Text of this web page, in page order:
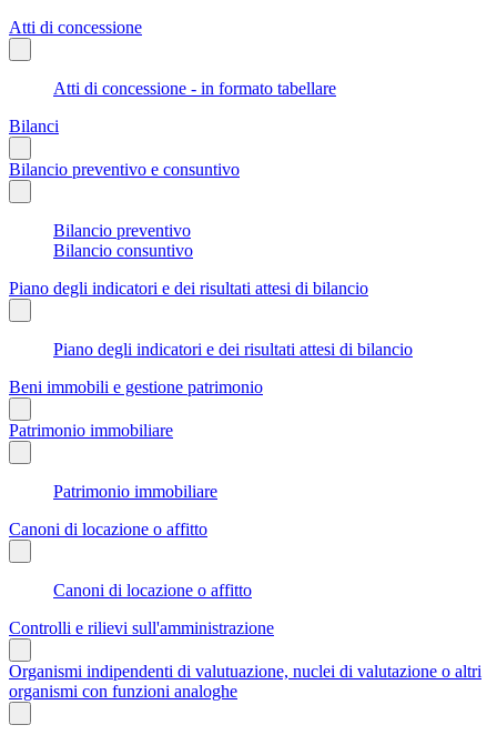
Atti di concessione
Atti di concessione - in formato tabellare
Bilanci
Bilancio preventivo e consuntivo
Bilancio preventivo
Bilancio consuntivo
Piano degli indicatori e dei risultati attesi di bilancio
Piano degli indicatori e dei risultati attesi di bilancio
Beni immobili e gestione patrimonio
Patrimonio immobiliare
Patrimonio immobiliare
Canoni di locazione o affitto
Canoni di locazione o affitto
Controlli e rilievi sull'amministrazione
Organismi indipendenti di valutuazione, nuclei di valutazione o altri
organismi con funzioni analoghe